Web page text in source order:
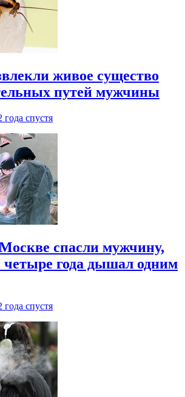
живое существо
путей мужчины
года спустя
спасли мужчину,
года дышал одним
года спустя